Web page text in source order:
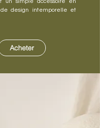
design intemporelle et
Acheter